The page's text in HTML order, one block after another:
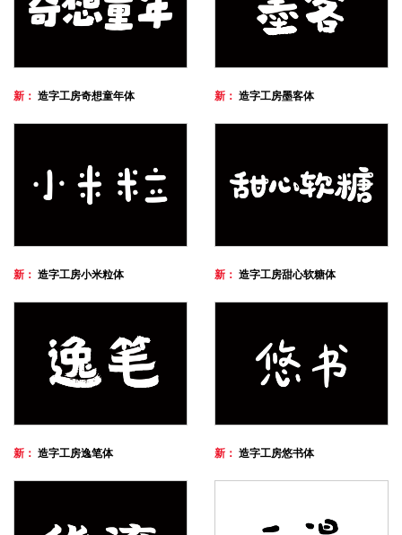
新： 造字工房奇想童年体 新： 造字工房墨客体
新： 造字工房小米粒体 新： 造字工房甜心软糖体
新： 造字工房逸笔体 新： 造字工房悠书体